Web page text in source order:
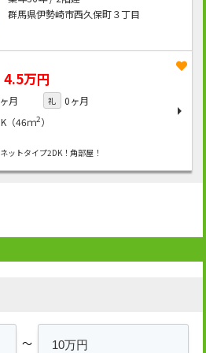
群馬県伊勢崎市西久保町３丁目
4.5万円
月 礼
0ヶ月
（46ｍ2）
トタイプ2DK！角部屋！
～